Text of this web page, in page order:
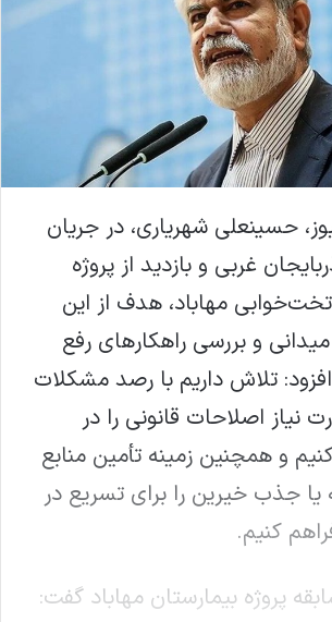
حسینعلی شهریاری، در جریان
غربی و بازدید از پروژه
بیمارستان ۳۵۰ تخت‌خوابی مهاباد، هدف از این
میدانی و بررسی راهکارهای رفع
تلاش داریم با رصد مشکلات
نیاز اصلاحات قانونی را در
و همچنین زمینه تأمین منابع
یا جذب خیرین را برای تسریع در
کنیم.
پروژه بیمارستان مهاباد گفت: